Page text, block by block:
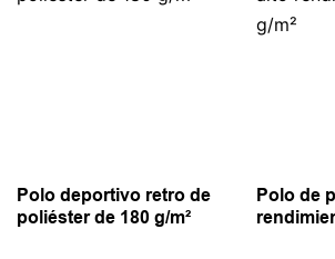
Polo deportivo retro de
poliéster de 180 g/m²
Polo de